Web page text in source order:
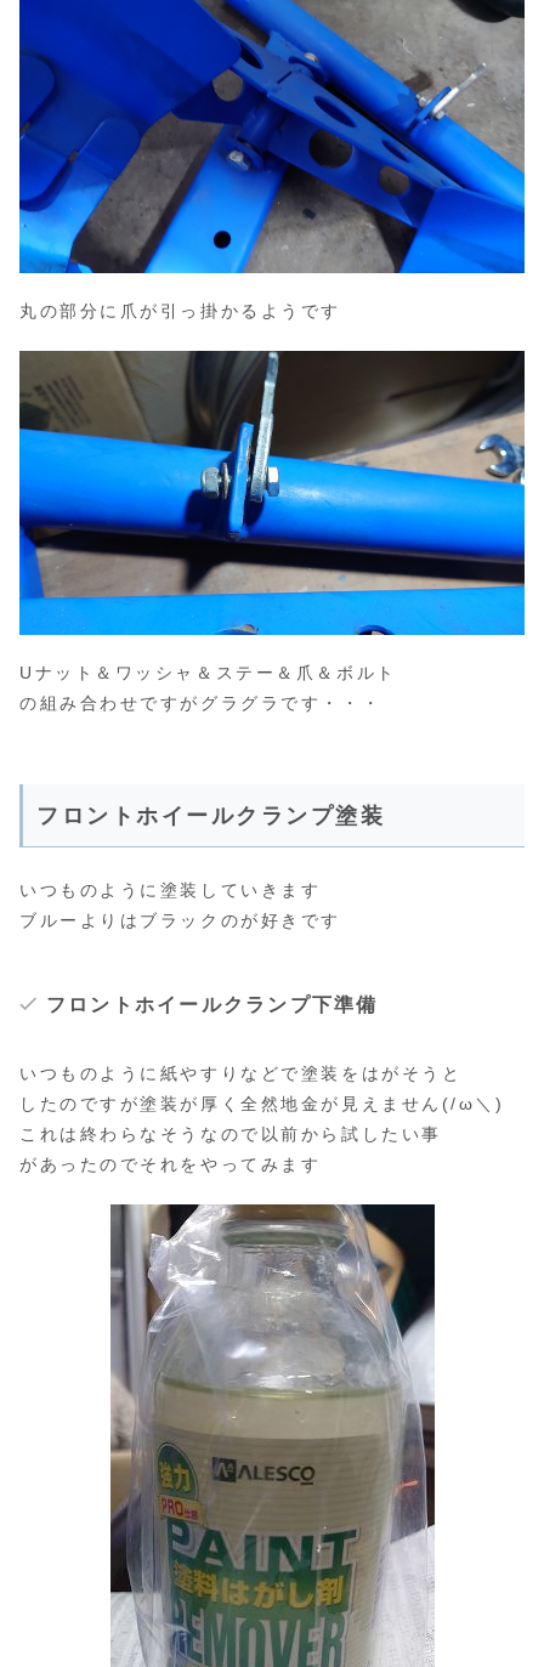
丸の部分に爪が引っ掛かるようです
Uナット＆ワッシャ＆ステー＆爪＆ボルト
の組み合わせですがグラグラです・・・
フロントホイールクランプ塗装
いつものように塗装していきます
ブルーよりはブラックのが好きです
フロントホイールクランプ下準備
いつものように紙やすりなどで塗装をはがそうと
したのですが塗装が厚く全然地金が見えません(/ω＼)
これは終わらなそうなので以前から試したい事
があったのでそれをやってみます